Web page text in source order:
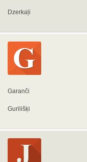
Dzerkaļi
Garanči
Gurilišķi